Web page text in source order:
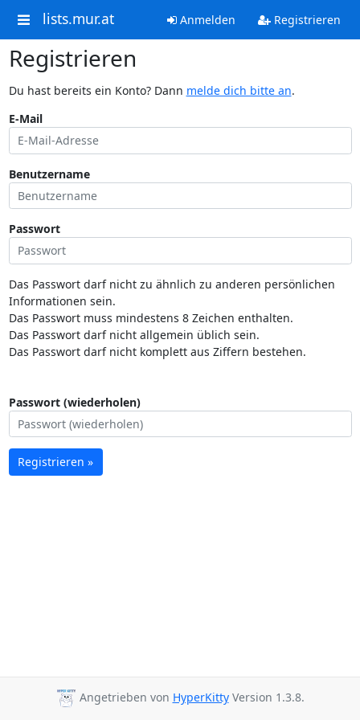
lists.mur.at Anmelden Registrieren
Registrieren
Du hast bereits ein Konto? Dann melde dich bitte an.
E-Mail
Benutzername
Passwort
Das Passwort darf nicht zu ähnlich zu anderen persönlichen
Informationen sein.
Das Passwort muss mindestens 8 Zeichen enthalten.
Das Passwort darf nicht allgemein üblich sein.
Das Passwort darf nicht komplett aus Ziffern bestehen.
Passwort (wiederholen)
Registrieren »
Angetrieben von HyperKittyVersion 1.3.8.